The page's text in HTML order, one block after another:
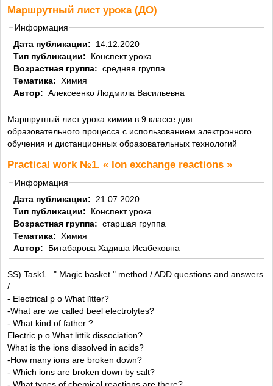
Маршрутный лист урока (ДО)
Информация
Дата публикации:
14.12.2020
Тип публикации:
Конспект урока
Возрастная группа: средняя группа
Тематика: Химия
Автор: Алексеенко Людмила Васильевна
Маршрутный лист урока химии в 9 классе для
образовательного процесса с использованием электронного
обучения и дистанционных образовательных технологий
Practical work №1. « Ion exchange reactions »
Информация
Дата публикации:
21.07.2020
Тип публикации:
Конспект урока
Возрастная группа: старшая группа
Тематика: Химия
Автор:
Битабарова Хадиша Исабековна
SS) Task1 . " Magic basket " method / ADD questions and answers
/
- Electrical p o What lïtter?
-What are we called beel electrolytes?
- What kind of father ?
Electric p o What lïttik dissociation?
What is the ions dissolved in acids?
-How many ions are broken down?
- Which ions are broken down by salt?
- What types of chemical reactions are there?